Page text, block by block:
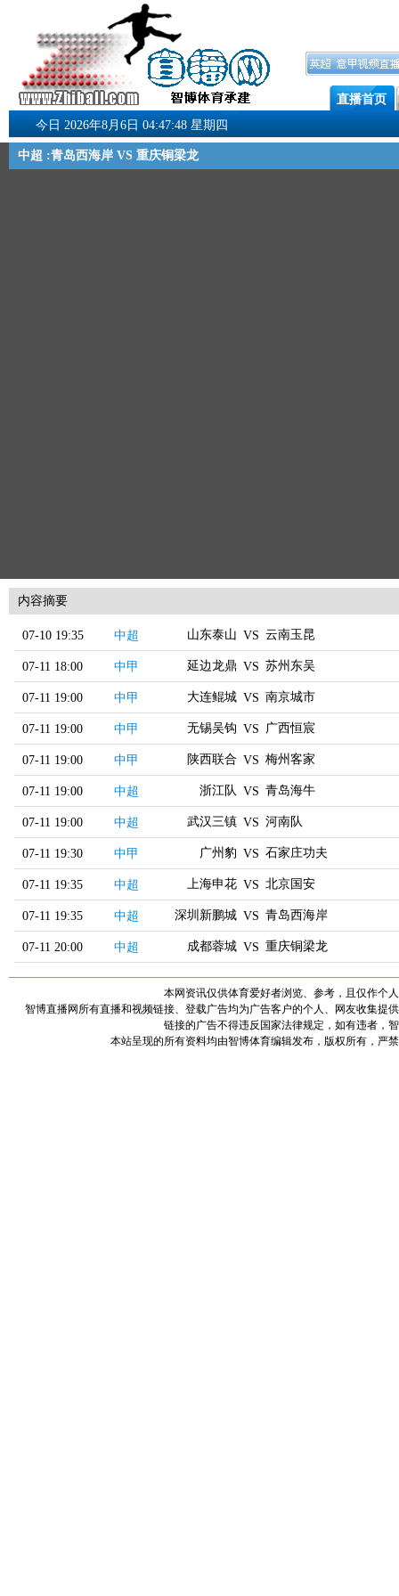
直播首页
今日 2026年8月6日 04:47:49 星期四
中超 :青岛西海岸 VS 重庆铜梁龙
内容摘要
07-10 19:35 中超 山东泰山 VS 云南玉昆
07-11 18:00 中甲 延边龙鼎 VS 苏州东吴
07-11 19:00 中甲 大连鲲城 VS 南京城市
07-11 19:00 中甲 无锡吴钩 VS 广西恒宸
07-11 19:00 中甲 陕西联合 VS 梅州客家
07-11 19:00 中超 浙江队 VS 青岛海牛
07-11 19:00 中超 武汉三镇 VS 河南队
07-11 19:30 中甲 广州豹 VS 石家庄功夫
07-11 19:35 中超 上海申花 VS 北京国安
07-11 19:35 中超 深圳新鹏城 VS 青岛西海岸
07-11 20:00 中超 成都蓉城 VS 重庆铜梁龙
本网资讯仅供体育爱好者浏览、参考，且仅作个
智博直播网所有直播和视频链接、登载广告均为广告客户的个人、网友收集提
链接的广告不得违反国家法律规定，如有违者，
本站呈现的所有资料均由智博体育编辑发布，版权所有，严